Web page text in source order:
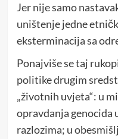
Jer nije samo
uništenje jedne
eksterminacija sa
Ponajviše se taj
politike drugim
„životnih uvjeta“: u
opravdanja
razlozima; u